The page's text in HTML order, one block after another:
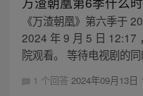
《万渣朝凰》第六季于
2024 年 9 月 5 日 12:17
院观看。 等待电视剧的
1 个回答 2024年09月13日